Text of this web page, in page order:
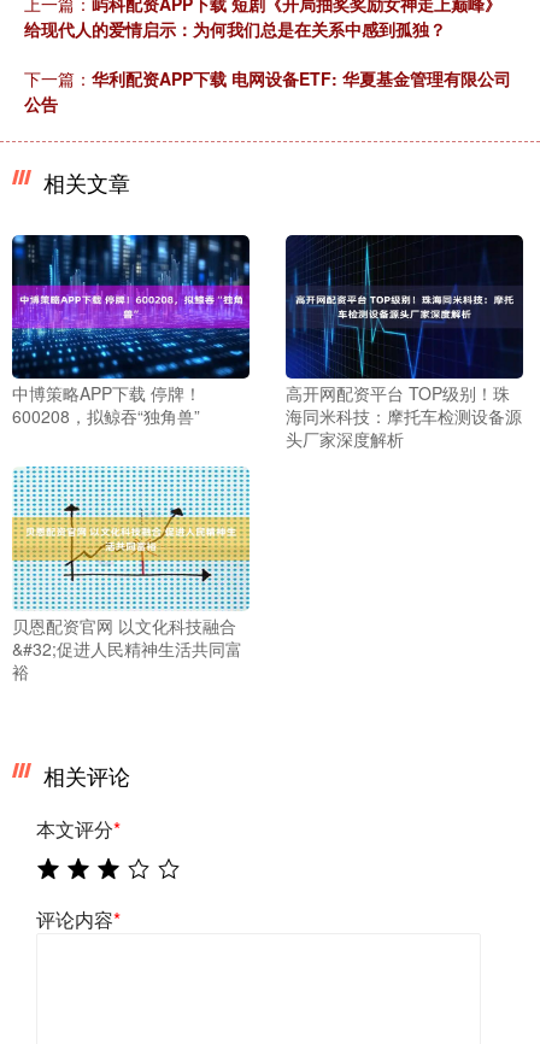
给现代人的爱情启示：为何我们总是在关系中感到孤独？
下一篇： 华利配资APP下载 电网设备ETF: 华夏基金管理有限公司
公告
相关文章
中博策略APP下载 停牌！
600208，拟鲸吞“独角兽”
高开网配资平台 TOP级别！珠
海同米科技：摩托车检测设备源
头厂家深度解析
贝恩配资官网 以文化科技融合
&#32;促进人民精神生活共同富
裕
相关评论
本文评分*
评论内容*